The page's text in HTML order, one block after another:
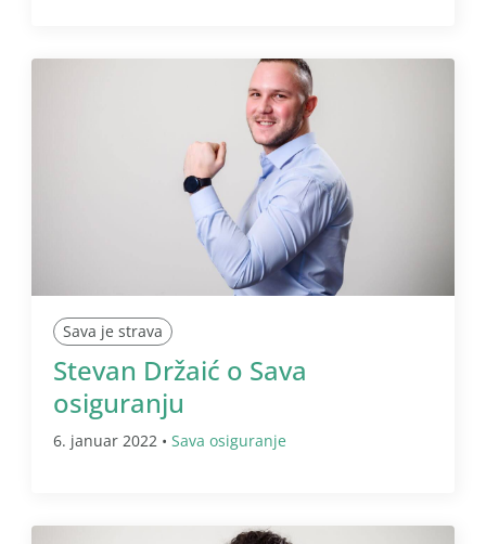
Sava je strava
Stevan Držaić o Sava
osiguranju
6. januar 2022 • Sava osiguranje